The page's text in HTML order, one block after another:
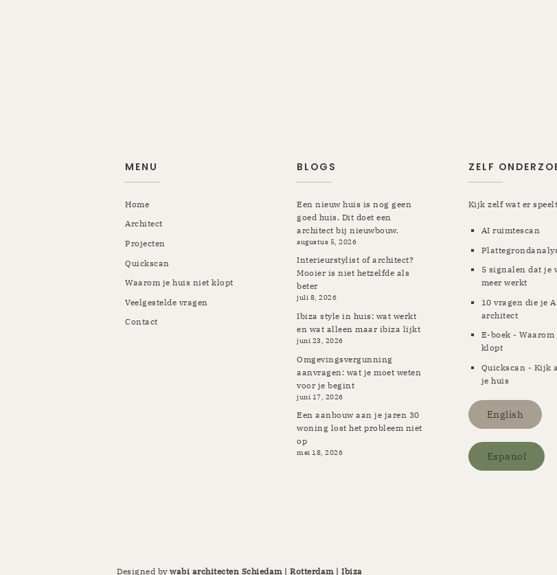
MENU
Home
Architect
Projecten
Quickscan
Waarom je huis niet klopt
Veelgestelde vragen
Contact
BLOGS
Een nieuw huis is nog geen
goed huis. Dit doet een
architect bij nieuwbouw.
augustus 5, 2026
Interieurstylist of architect?
Mooier is niet hetzelfde als
beter
juli 8, 2026
Ibiza style in huis: wat werkt
en wat alleen maar ibiza lijkt
juni 23, 2026
Omgevingsvergunning
aanvragen: wat je moet weten
voor je begint
juni 17, 2026
Een aanbouw aan je jaren 30
woning lost het probleem niet
op
mei 18, 2026
ZELF
Kijk zelf wat er
AI ruimtescan
5 signalen dat je
meer werkt
10 vragen die je
architect
E-boek -
klopt
Quickscan - Kijk
je huis
English
Espanol
Designed bywabi architecten Schiedam | Rotterdam | Ibiza